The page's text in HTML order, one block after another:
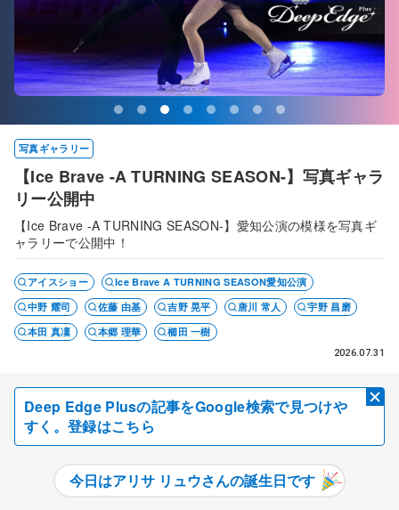
片伊勢武アミンが語る現役続行の理由、東京での
初めての一人暮らし
フィギュアスケート男子で昨シーズン全日本選手権9位と飛躍
した片伊勢武アミン（22）=明治神宮外苑FSC=が、共同通信の
フィギュア専門サイト「Deep Edge Plus」の単独インタビュー
に応じた。
夫が「思い出作りに」と後押しした海外同行がミ
ラノまで… 小林芳子さんのスケート人生
日本スケート連盟フィギュア元強化部長の小林芳子さん
（70）と、スピードスケートの長森遥南選手（24）が7月10
日、母校の親和中・女子高（神戸市灘区）で対談した。
写真ギャラリー
【Ice Brave -A TURNING SEASON-】写真ギャラ
リー公開中
【Ice Brave -A TURNING SEASON-】愛知公演の模様を写真ギ
ャラリーで公開中！
アイスショー
Ice Brave A TURNING SEASON愛知公演
中野 耀司
佐藤 由基 吉野 晃平 唐川 常人
宇野 昌磨
本田 真凜
本郷 理華 櫛田 一樹
2026.07.31
同じ演目で120回お客様に楽しんでもらう 影響あ
ったPIW前キャプテン松永さん
ロイヤル・カリビアン・クルーズ船内のアイスショーに出演して
いる僕の日常について紹介する連載の第4回です。今回は、クル
ーズ船のショースケーターに興味を持った後輩スケーターの参考
になるように、日頃の苦労や楽しいだけではない部分についても
書いてみようと思います。
THE DESTINYボーナスカットを公開中！
ミラノ・コルティナ冬季五輪フィギュアスケートのペアで日本勢
初の金メダルを獲得した三浦璃来さんと木原龍一さんの「りくり
ゅう」が、初めてプロデュースしたアイスショー「THE
DESTINY」のリハーサルを一部公開した。（撮影は古橋遥南）
浅田真央さん、インストラクター推薦の後見人は
あの2人
フィギュアスケート女子で世界選手権を3度制し、2010年バンク
ーバー冬季オリンピックで銀メダルを獲得した浅田真央さん
（35）が、このほど日本フィギュアスケーティングインストラ
クター協会（JFSIA）の正会員となった。
浅田さんは7月5、6日に横浜市内で開かれたJFSIAの総会に出
席。共同通信のフィギュアスケート専門サイト「Deep Edge
Plus」の取材に応じ、新会員の抱負を語った。
シスメックス神戸アイスキャンパス開場1周年イベ
ント ボーナスカット公開中！
スケートリンク「シスメックス神戸アイスキャンパス」で開かれ
た開場1周年記念イベントの様子を写真ギャラリーで公開中！
小塚崇彦さん「信夫先生みたいな先生になれた
ら」 インストラクター協会入会
日本フィギュアスケーティングインストラクター協会
（JFSIA）が7月6日まで横浜市内で開いた総会で、2010年バン
クーバー冬季オリンピック男子8位入賞で2011年大会銀メダリス
トの小塚崇彦さん（37）が正会員として承認された。
Deep Edge Plusの記事をGoogle検索で見つけや
すく。登録はこちら
今日はアリサ リュウさんの誕生日です